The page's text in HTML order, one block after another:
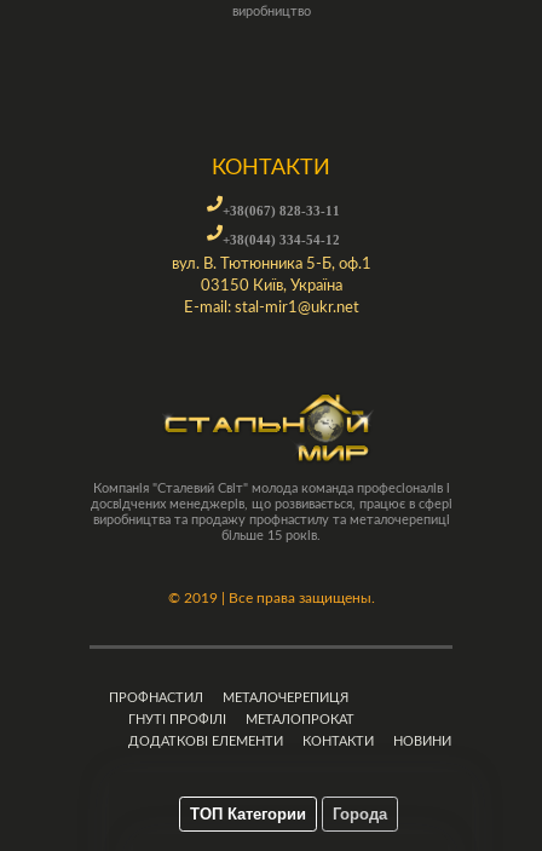
виробництво
КОНТАКТИ
+38(067) 828-33-11
+38(044) 334-54-12
вул. В. Тютюнника 5-Б, оф.1
03150 Київ, Україна
E-mail: stal-mir1@ukr.net
Компанія "Сталевий Світ" молода команда професіоналів і
досвідчених менеджерів, що розвивається, працює в сфері
виробництва та продажу профнастилу та металочерепиці
більше 15 років.
© 2019 | Все права защищены.
ПРОФНАСТИЛ
МЕТАЛОЧЕРЕПИЦЯ
ГНУТІ ПРОФІЛІ
МЕТАЛОПРОКАТ
ДОДАТКОВІ ЕЛЕМЕНТИ
КОНТАКТИ НОВИНИ
ТОП Категории Города